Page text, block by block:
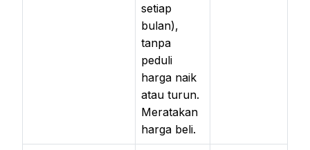
setiap
bulan),
tanpa
peduli
harga naik
atau turun.
Meratakan
harga beli.